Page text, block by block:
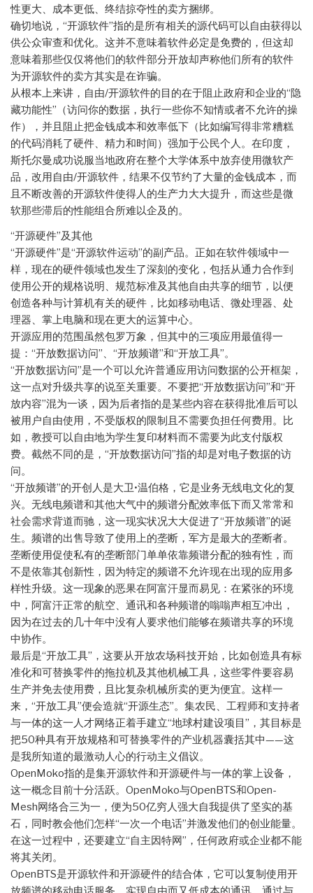
性更大、成本更低、终结掠夺性的卖方捆绑。
确切地说，“开源软件”指的是所有相关的源代码可以自由获得以
供公众审查和优化。这并不意味着软件必定是免费的，但这却
意味着那些仅仅将他们的软件部分开放却声称他们所有的软件
为开源软件的卖方其实是在诈骗。
从根本上来讲，自由/开源软件的目的在于阻止政府和企业的“隐
藏功能性”（访问你的数据，执行一些你不知情或者不允许的操
作），并且阻止把金钱成本和效率低下（比如编写得非常糟糕
的代码消耗了硬件、精力和时间）强加于公民个人。在印度，
斯托尔曼成功说服当地政府在整个大学体系中放弃使用微软产
品，改用自由/开源软件，结果不仅节约了大量的金钱成本，而
且不断改善的开源软件使得人的生产力大大提升，而这些是微
软那些滞后的性能组合所难以企及的。
“开源硬件”及其他
“开源硬件”是“开源软件运动”的副产品。正如在软件领域中一
样，现在的硬件领域也发生了深刻的变化，包括从通力合作到
使用公开的规格说明、规范标准及其他自由共享的细节，以便
创造各种与计算机有关的硬件，比如移动电话、微处理器、处
理器、掌上电脑和现在更大的运算中心。
开源应用的范围虽然包罗万象，但其中的三项应用最值得一
提：“开放数据访问”、“开放频谱”和“开放工具”。
“开放数据访问”是一个可以允许普通应用访问数据的公开框架，
这一点对升级共享的说至关重要。不要把“开放数据访问”和“开
放内容”混为一谈，因为后者指的是某些内容在获得批准后可以
被用户自由使用，不受版权的限制且不需要负担任何费用。比
如，教授可以自由地为学生复印材料而不需要为此支付版权
费。截然不同的是，“开放数据访问”指的却是对电子数据的访
问。
“开放频谱”的开创人是大卫•温伯格，它是业务无线电文化的复
兴。无线电频谱和其他大气中的频谱分配效率低下而又常常和
社会需求背道而驰，这一现实状况大大促进了“开放频谱”的诞
生。频谱的出售导致了使用上的垄断，军方是最大的垄断者。
垄断使用促使私有的垄断部门单单依靠频谱分配的独有性，而
不是依靠其创新性，因为特定的频谱不允许现在出现的应用多
样性升级。这一现象的恶果在阿富汗显而易见：在紧张的环境
中，阿富汗正常的航空、通讯和各种频谱的嗡嗡声相互冲出，
因为在过去的几十年中没有人要求他们能够在频谱共享的环境
中协作。
最后是“开放工具”，这要从开放农场科技开始，比如创造具有标
准化和可替换零件的拖拉机及其他机械工具，这些零件要容易
生产并免去使用费，且比复杂机械所卖的更为便宜。这样一
来，“开放工具”便会造就“开源生态”。集农民、工程师和支持者
与一体的这一人才网络正着手建立“地球村建设项目”，其目标是
把50种具有开放规格和可替换零件的产业机器囊括其中——这
是我所知道的最激动人心的行动主义倡议。
OpenMoko指的是集开源软件和开源硬件与一体的掌上设备，
这一概念目前十分活跃。OpenMoko与OpenBTS和Open-
Mesh网络合三为一，便为50亿穷人强大自我提供了坚实的基
石，同时教会他们怎样“一次一个电话”并激发他们的创业能量。
在这一过程中，还要建立“自主因特网”，任何政府或企业都不能
将其关闭。
OpenBTS是开源软件和开源硬件的结合体，它可以复制使用开